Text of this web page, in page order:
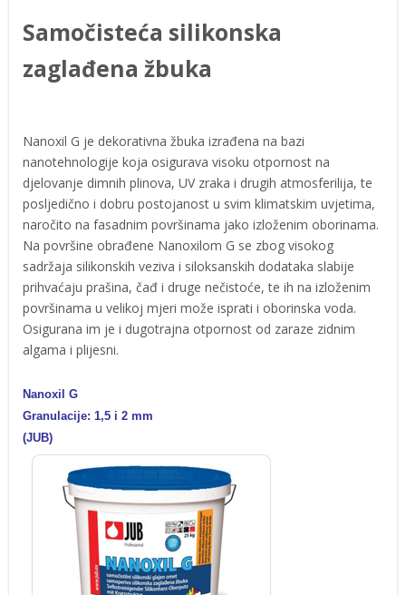
Samočisteća silikonska
zaglađena žbuka
Nanoxil G je dekorativna žbuka izrađena na bazi
nanotehnologije koja osigurava visoku otpornost na
djelovanje dimnih plinova, UV zraka i drugih atmosferilija, te
posljedično i dobru postojanost u svim klimatskim uvjetima,
naročito na fasadnim površinama jako izloženim oborinama.
Na površine obrađene Nanoxilom G se zbog visokog
sadržaja silikonskih veziva i siloksanskih dodataka slabije
prihvaćaju prašina, čađ i druge nečistoće, te ih na izloženim
površinama u velikoj mjeri može isprati i oborinska voda.
Osigurana im je i dugotrajna otpornost od zaraze zidnim
algama i plijesni.
Nanoxil G
Granulacije: 1,5 i 2 mm
(JUB)